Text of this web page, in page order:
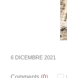
6 DICEMBRE 2021